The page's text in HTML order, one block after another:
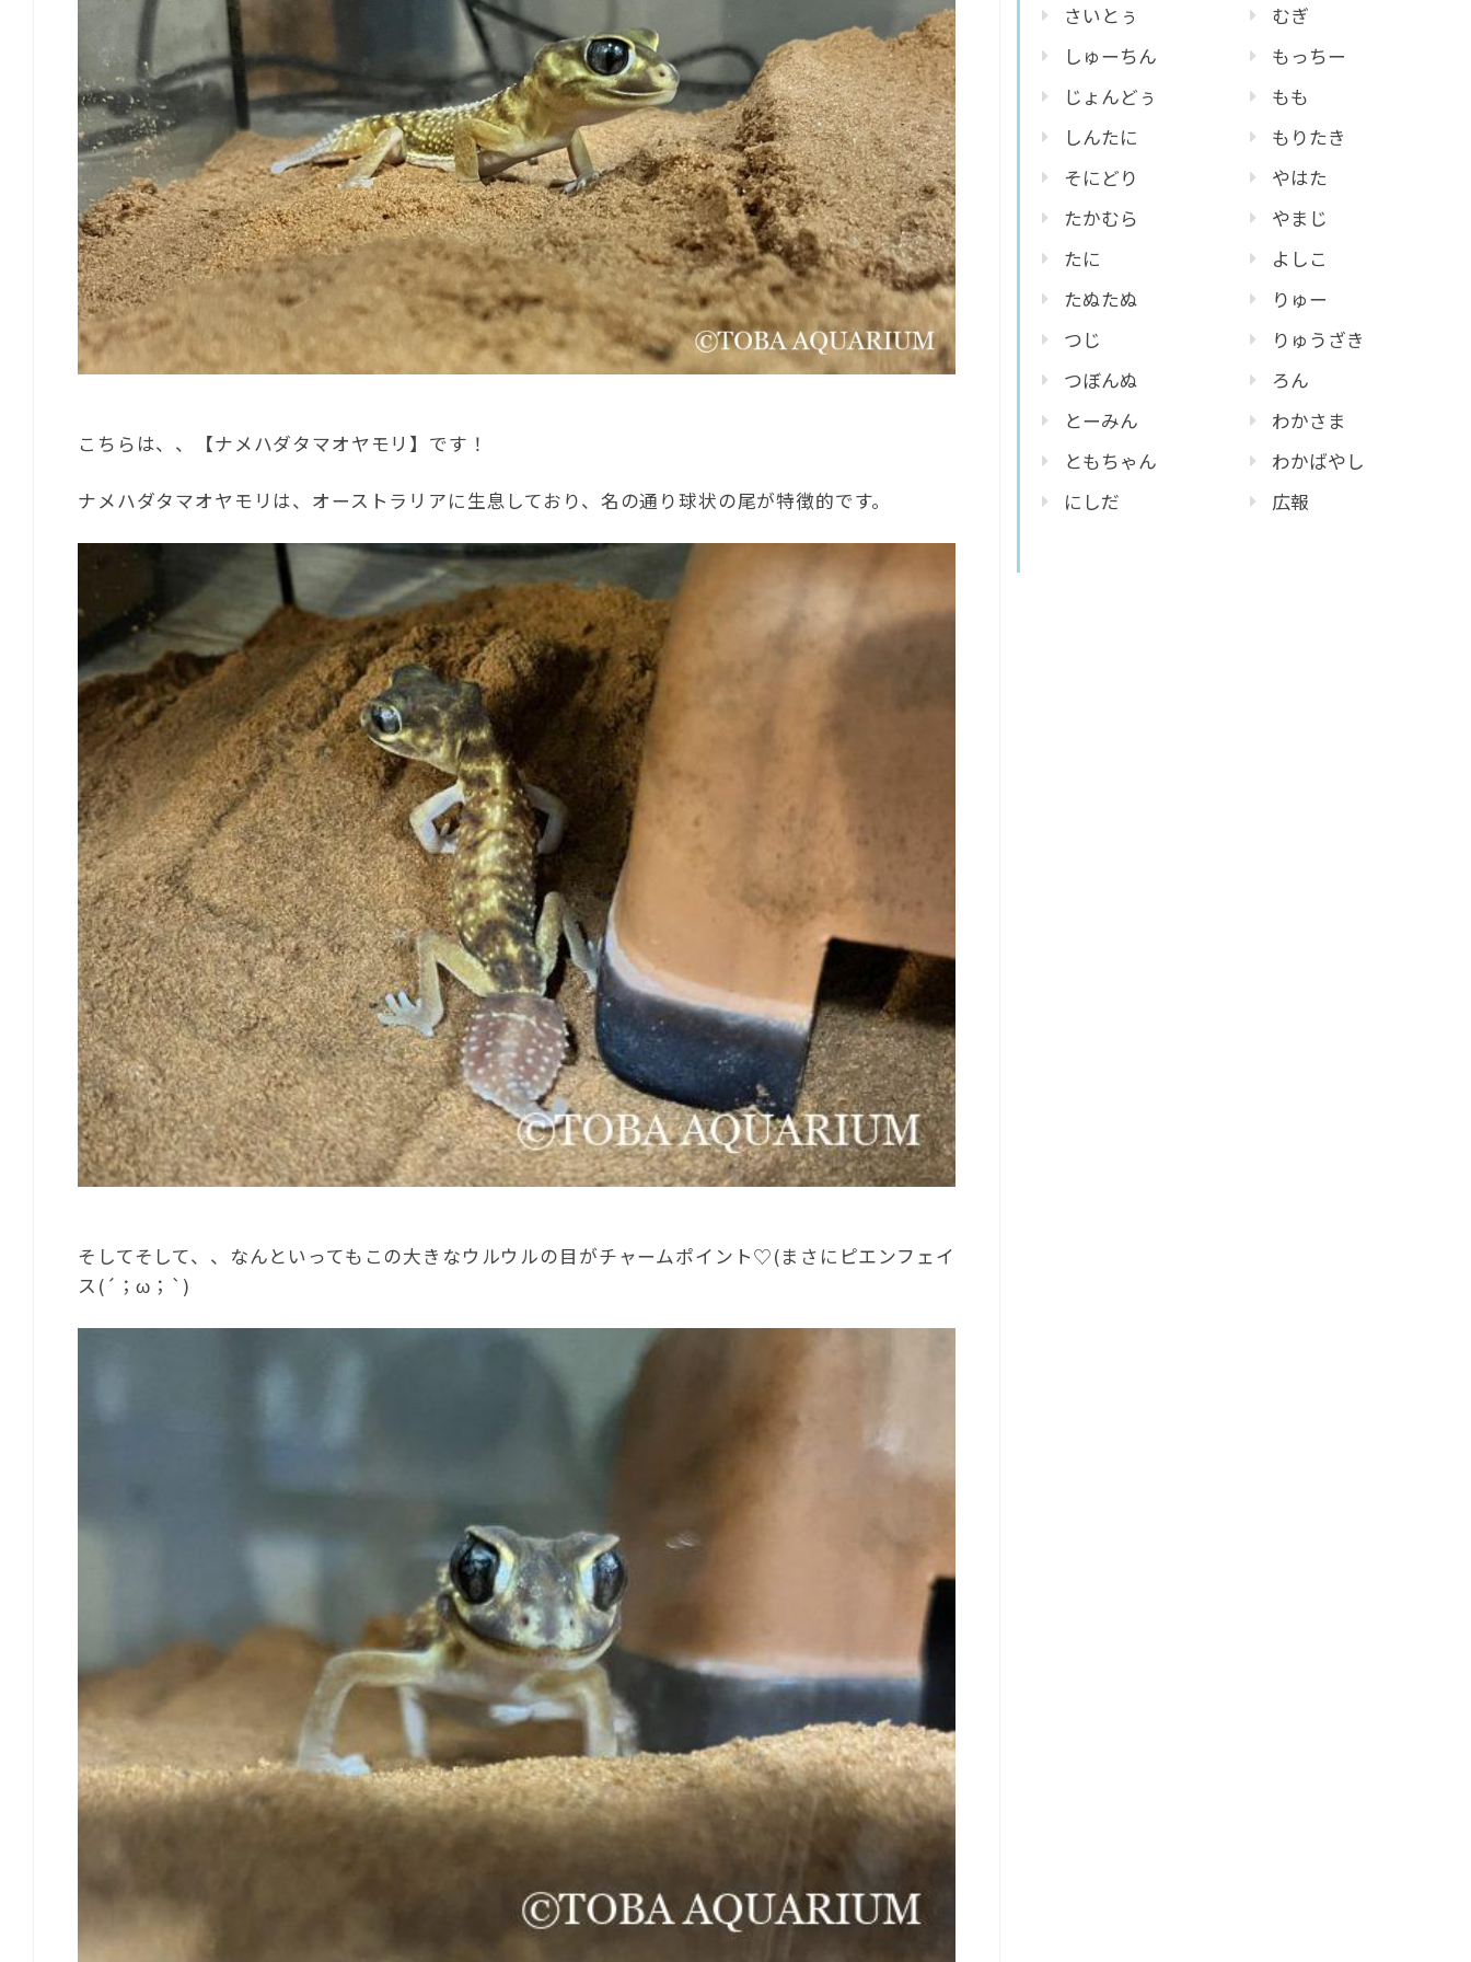
こちらは、、【ナメハダタマオヤモリ】です！
ナメハダタマオヤモリは、オーストラリアに生息しており、名の通り球状の尾が特徴的です。
そしてそして、、なんといってもこの大きなウルウルの目がチャームポイント♡(まさにピエンフェイ
ス(´；ω；`)
さいとぅ
しゅーちん
じょんどぅ
しんたに
そにどり
たかむら
たに
たぬたぬ
つじ
つぼんぬ
とーみん
ともちゃん
にしだ
むぎ
もっちー
もも
もりたき
やはた
やまじ
よしこ
りゅー
りゅうざき
ろん
わかさま
わかばやし
広報